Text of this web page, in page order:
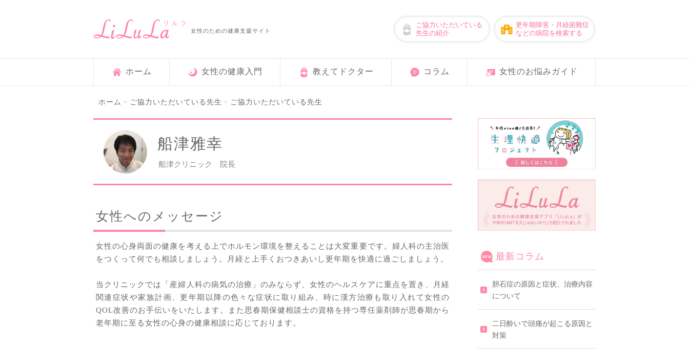
女性のための健康支援サイト
ご協力いただいている
先生の紹介
更年期障害・月経困難症
などの病院を検索する
ホーム 女性の健康入門 教えてドクター コラム 女性のお悩みガイド
ホーム > ご協力いただいている先生 > ご協力いただいている先生
船津雅幸
船津クリニック 院長
女性へのメッセージ
女性の心身両面の健康を考える上でホルモン環境を整えることは大変重要です。婦人科の主治医
をつくって何でも相談しましょう。月経と上手くおつきあいし更年期を快適に過ごしましょう。
当クリニックでは「産婦人科の病気の治療」のみならず、女性のヘルスケアに重点を置き、月経
関連症状や家族計画、更年期以降の色々な症状に取り組み、時に漢方治療も取り入れて女性の
QOL改善のお手伝いをいたします。また思春期保健相談士の資格を持つ専任薬剤師が思春期から
老年期に至る女性の心身の健康相談に応じております。
最新コラム
胆石症の原因と症状、治療内容
について
二日酔いで頭痛が起こる原因と
対策